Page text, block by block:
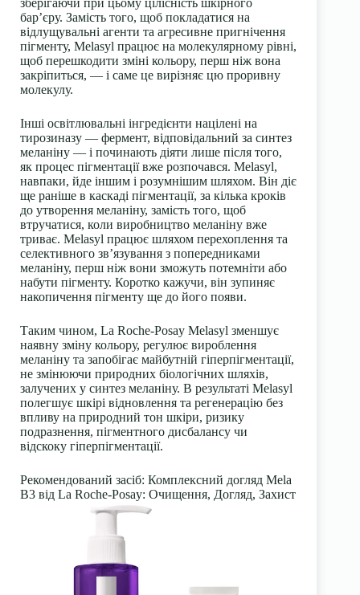
бар’єру. Замість того, щоб покладатися на
відлущувальні агенти та агресивне пригнічення
пігменту, Melasyl працює на молекулярному рівні,
щоб перешкодити зміні кольору, перш ніж вона
закріпиться, — і саме це вирізняє цю проривну
молекулу.
Інші освітлювальні інгредієнти націлені на
тирозиназу — фермент, відповідальний за синтез
меланіну — і починають діяти лише після того,
як процес пігментації вже розпочався. Melasyl,
навпаки, йде іншим і розумнішим шляхом. Він діє
ще раніше в каскаді пігментації, за кілька кроків
до утворення меланіну, замість того, щоб
втручатися, коли виробництво меланіну вже
триває. Melasyl працює шляхом перехоплення та
селективного зв’язування з попередниками
меланіну, перш ніж вони зможуть потемніти або
набути пігменту. Коротко кажучи, він зупиняє
накопичення пігменту ще до його появи.
Таким чином, La Roche-Posay Melasyl зменшує
наявну зміну кольору, регулює вироблення
меланіну та запобігає майбутній гіперпігментації,
не змінюючи природних біологічних шляхів,
залучених у синтез меланіну. В результаті Melasyl
полегшує шкірі відновлення та регенерацію без
впливу на природний тон шкіри, ризику
подразнення, пігментного дисбалансу чи
відскоку гіперпігментації.
Рекомендований засіб: Комплексний догляд Mela
B3 від La Roche-Posay: Очищення, Догляд, Захист